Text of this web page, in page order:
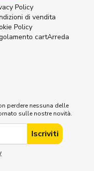
Policy
di vendita
Policy
cartArreda
perdere nessuna delle
sulle nostre novità.
Iscriviti